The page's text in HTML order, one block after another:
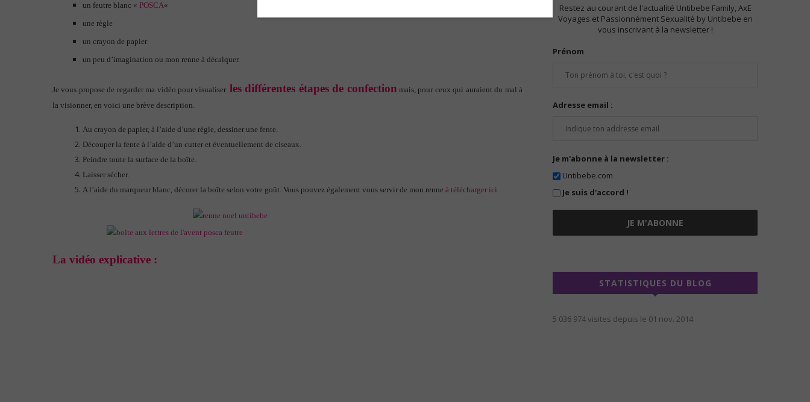
un feutre blanc « POSCA«
une règle
un crayon de papier
un peu d’imagination ou mon renne à décalquer.
Je vous propose de regarder ma vidéo pour visualiser les différentes étapes de confection mais, pour ceux qui auraient du mal à
la visionner, en voici une brève description.
Au crayon de papier, à l’aide d’une règle, dessiner une fente.
Découper la fente à l’aide d’un cutter et éventuellement de ciseaux.
Peindre toute la surface de la boîte.
Laisser sécher.
A l’aide du marqueur blanc, décorer la boîte selon votre goût. Vous pouvez également vous servir de mon renne à télécharger ici.
La vidéo explicative :
Restez au courant de l'actualité Untibebe Family, AxE
Voyages et Passionnément Sexualité by Untibebe en
vous inscrivant à la newsletter !
Prénom
Adresse email :
Je m'abonne à la newsletter :
Untibebe.com
Je suis d'accord !
STATISTIQUES DU BLOG
5 036 974 visites depuis le 01 nov. 2014